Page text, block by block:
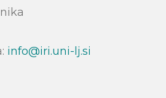
info@iri.uni-lj.si